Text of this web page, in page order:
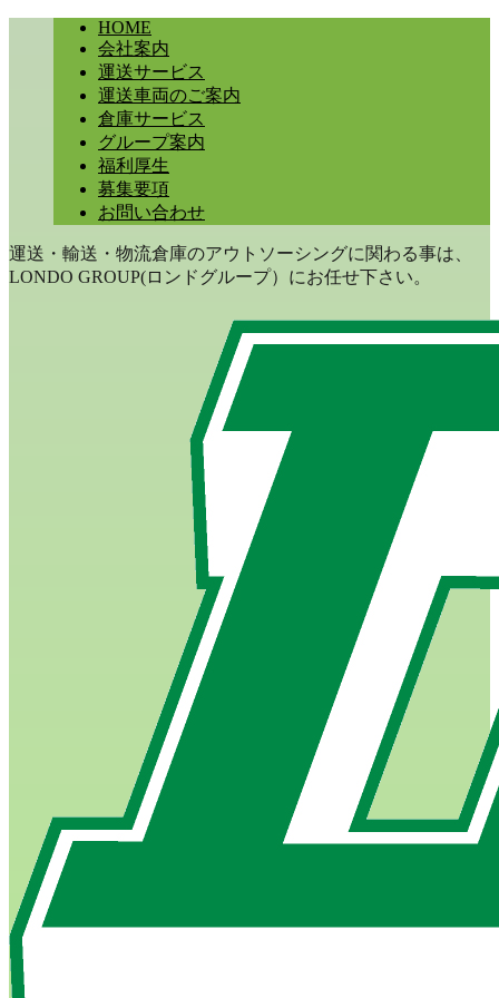
HOME
会社案内
運送サービス
運送車両のご案内
倉庫サービス
グループ案内
福利厚生
募集要項
お問い合わせ
運送・輸送・物流倉庫のアウトソーシングに関わる事は、
LONDO GROUP(ロンドグループ）にお任せ下さい。